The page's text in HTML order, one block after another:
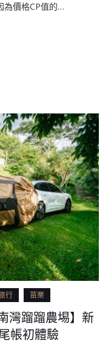
為價格CP值的…
行 苗栗
灣蹓蹓農埸】新
帳初體驗